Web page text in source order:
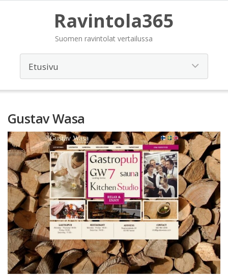
Ravintola365
Suomen ravintolat vertailussa
Gustav Wasa